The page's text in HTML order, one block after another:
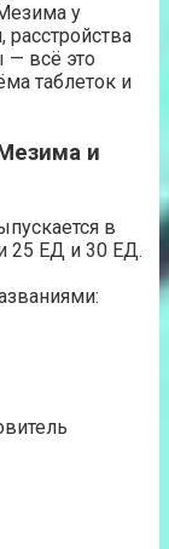
у
— всё это
таблеток и
и
в
25 ЕД и 30 ЕД.